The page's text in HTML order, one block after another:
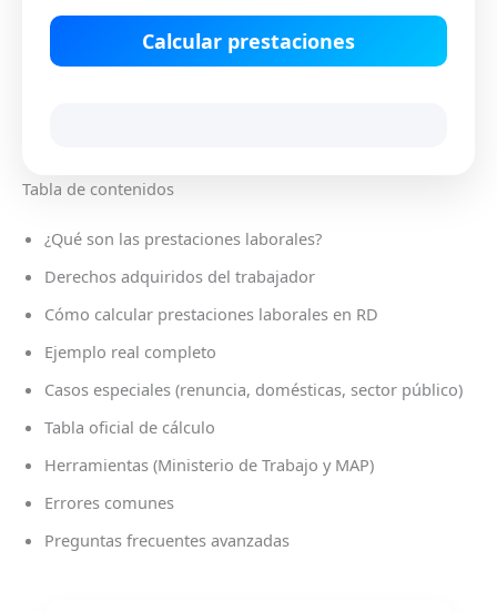
Calcular prestaciones
Tabla de contenidos
¿Qué son las prestaciones laborales?
Derechos adquiridos del trabajador
Cómo calcular prestaciones laborales en RD
Ejemplo real completo
Casos especiales (renuncia, domésticas, sector público)
Tabla oficial de cálculo
Herramientas (Ministerio de Trabajo y MAP)
Errores comunes
Preguntas frecuentes avanzadas